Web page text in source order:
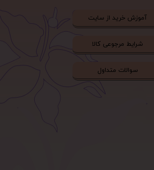
آموزش خرید از سایت
شرایط مرجوعی کالا
سوالات متداول